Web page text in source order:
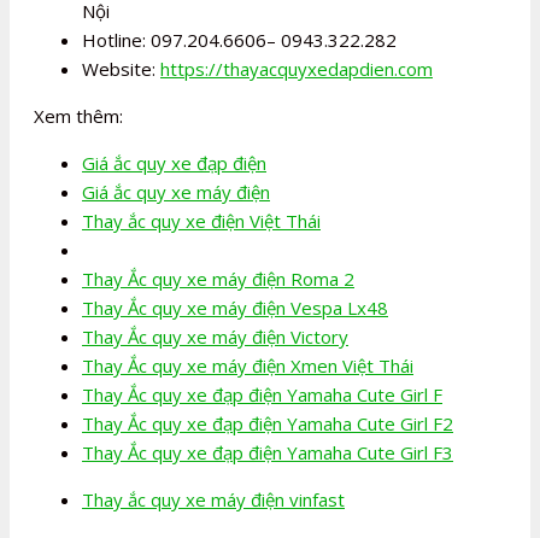
Nội
Hotline: 097.204.6606– 0943.322.282
Website: https://thayacquyxedapdien.com
Xem thêm:
Giá ắc quy xe đạp điện
Giá ắc quy xe máy điện
Thay ắc quy xe điện Việt Thái
Thay Ắc quy xe máy điện Roma 2
Thay Ắc quy xe máy điện Vespa Lx48
Thay Ắc quy xe máy điện Victory
Thay Ắc quy xe máy điện Xmen Việt Thái
Thay Ắc quy xe đạp điện Yamaha Cute Girl F
Thay Ắc quy xe đạp điện Yamaha Cute Girl F2
Thay Ắc quy xe đạp điện Yamaha Cute Girl F3
Thay ắc quy xe máy điện vinfast